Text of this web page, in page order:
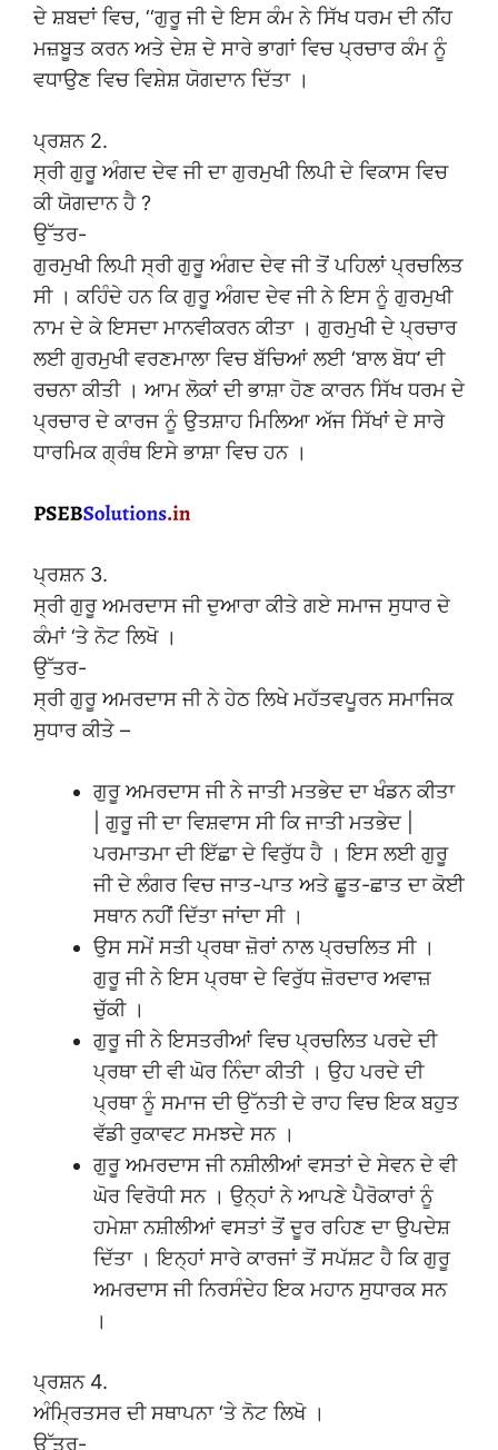
ਦੇ ਸ਼ਬਦਾਂ ਵਿਚ, ‘‘ਗੁਰੂ ਜੀ ਦੇ ਇਸ ਕੰਮ ਨੇ ਸਿੱਖ ਧਰਮ ਦੀ ਨੀਂਹ
ਮਜ਼ਬੂਤ ਕਰਨ ਅਤੇ ਦੇਸ਼ ਦੇ ਸਾਰੇ ਭਾਗਾਂ ਵਿਚ ਪ੍ਰਚਾਰ ਕੰਮ ਨੂੰ
ਵਧਾਉਣ ਵਿਚ ਵਿਸ਼ੇਸ਼ ਯੋਗਦਾਨ ਦਿੱਤਾ ।
ਪ੍ਰਸ਼ਨ 2.
ਸ੍ਰੀ ਗੁਰੂ ਅੰਗਦ ਦੇਵ ਜੀ ਦਾ ਗੁਰਮੁਖੀ ਲਿਪੀ ਦੇ ਵਿਕਾਸ ਵਿਚ
ਕੀ ਯੋਗਦਾਨ ਹੈ ?
ਉੱਤਰ-
ਗੁਰਮੁਖੀ ਲਿਪੀ ਸ੍ਰੀ ਗੁਰੂ ਅੰਗਦ ਦੇਵ ਜੀ ਤੋਂ ਪਹਿਲਾਂ ਪ੍ਰਚਲਿਤ
ਸੀ । ਕਹਿੰਦੇ ਹਨ ਕਿ ਗੁਰੂ ਅੰਗਦ ਦੇਵ ਜੀ ਨੇ ਇਸ ਨੂੰ ਗੁਰਮੁਖੀ
ਨਾਮ ਦੇ ਕੇ ਇਸਦਾ ਮਾਨਵੀਕਰਨ ਕੀਤਾ । ਗੁਰਮੁਖੀ ਦੇ ਪ੍ਰਚਾਰ
ਲਈ ਗੁਰਮੁਖੀ ਵਰਣਮਾਲਾ ਵਿਚ ਬੱਚਿਆਂ ਲਈ ‘ਬਾਲ ਬੋਧ’ ਦੀ
ਰਚਨਾ ਕੀਤੀ । ਆਮ ਲੋਕਾਂ ਦੀ ਭਾਸ਼ਾ ਹੋਣ ਕਾਰਨ ਸਿੱਖ ਧਰਮ ਦੇ
ਪ੍ਰਚਾਰ ਦੇ ਕਾਰਜ ਨੂੰ ਉਤਸ਼ਾਹ ਮਿਲਿਆ ਅੱਜ ਸਿੱਖਾਂ ਦੇ ਸਾਰੇ
ਧਾਰਮਿਕ ਗ੍ਰੰਥ ਇਸੇ ਭਾਸ਼ਾ ਵਿਚ ਹਨ ।
ਪ੍ਰਸ਼ਨ 3.
ਸ੍ਰੀ ਗੁਰੂ ਅਮਰਦਾਸ ਜੀ ਦੁਆਰਾ ਕੀਤੇ ਗਏ ਸਮਾਜ ਸੁਧਾਰ ਦੇ
ਕੰਮਾਂ ‘ਤੇ ਨੋਟ ਲਿਖੋ ।
ਉੱਤਰ-
ਸ੍ਰੀ ਗੁਰੂ ਅਮਰਦਾਸ ਜੀ ਨੇ ਹੇਠ ਲਿਖੇ ਮਹੱਤਵਪੂਰਨ ਸਮਾਜਿਕ
ਸੁਧਾਰ ਕੀਤੇ –
ਗੁਰੂ ਅਮਰਦਾਸ ਜੀ ਨੇ ਜਾਤੀ ਮਤਭੇਦ ਦਾ ਖੰਡਨ ਕੀਤਾ
| ਗੁਰੂ ਜੀ ਦਾ ਵਿਸ਼ਵਾਸ ਸੀ ਕਿ ਜਾਤੀ ਮਤਭੇਦ |
ਪਰਮਾਤਮਾ ਦੀ ਇੱਛਾ ਦੇ ਵਿਰੁੱਧ ਹੈ । ਇਸ ਲਈ ਗੁਰੂ
ਜੀ ਦੇ ਲੰਗਰ ਵਿਚ ਜਾਤ-ਪਾਤ ਅਤੇ ਛੂਤ-ਛਾਤ ਦਾ ਕੋਈ
ਸਥਾਨ ਨਹੀਂ ਦਿੱਤਾ ਜਾਂਦਾ ਸੀ ।
ਉਸ ਸਮੇਂ ਸਤੀ ਪ੍ਰਥਾ ਜ਼ੋਰਾਂ ਨਾਲ ਪ੍ਰਚਲਿਤ ਸੀ ।
ਗੁਰੂ ਜੀ ਨੇ ਇਸ ਪ੍ਰਥਾ ਦੇ ਵਿਰੁੱਧ ਜ਼ੋਰਦਾਰ ਅਵਾਜ਼
ਚੁੱਕੀ ।
ਗੁਰੂ ਜੀ ਨੇ ਇਸਤਰੀਆਂ ਵਿਚ ਪ੍ਰਚਲਿਤ ਪਰਦੇ ਦੀ
ਪ੍ਰਥਾ ਦੀ ਵੀ ਘੋਰ ਨਿੰਦਾ ਕੀਤੀ । ਉਹ ਪਰਦੇ ਦੀ
ਪ੍ਰਥਾ ਨੂੰ ਸਮਾਜ ਦੀ ਉੱਨਤੀ ਦੇ ਰਾਹ ਵਿਚ ਇਕ ਬਹੁਤ
ਵੱਡੀ ਰੁਕਾਵਟ ਸਮਝਦੇ ਸਨ ।
ਗੁਰੂ ਅਮਰਦਾਸ ਜੀ ਨਸ਼ੀਲੀਆਂ ਵਸਤਾਂ ਦੇ ਸੇਵਨ ਦੇ ਵੀ
ਘੋਰ ਵਿਰੋਧੀ ਸਨ । ਉਨ੍ਹਾਂ ਨੇ ਆਪਣੇ ਪੈਰੋਕਾਰਾਂ ਨੂੰ
ਹਮੇਸ਼ਾ ਨਸ਼ੀਲੀਆਂ ਵਸਤਾਂ ਤੋਂ ਦੂਰ ਰਹਿਣ ਦਾ ਉਪਦੇਸ਼
ਦਿੱਤਾ । ਇਨ੍ਹਾਂ ਸਾਰੇ ਕਾਰਜਾਂ ਤੋਂ ਸਪੱਸ਼ਟ ਹੈ ਕਿ ਗੁਰੂ
ਅਮਰਦਾਸ ਜੀ ਨਿਰਸੰਦੇਹ ਇਕ ਮਹਾਨ ਸੁਧਾਰਕ ਸਨ
।
ਪ੍ਰਸ਼ਨ 4.
ਅੰਮ੍ਰਿਤਸਰ ਦੀ ਸਥਾਪਨਾ ‘ਤੇ ਨੋਟ ਲਿਖੋ ।
ਉੱਤਰ-